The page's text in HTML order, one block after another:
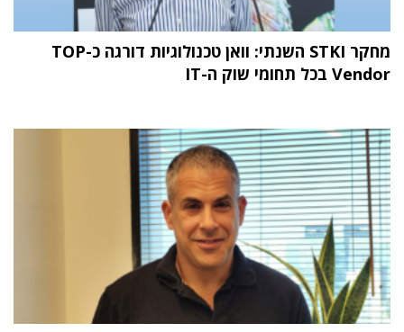
מחקר STKI השנתי: וואן טכנולוגיות דורגה כ-TOP
Vendor בכל תחומי שוק ה-IT